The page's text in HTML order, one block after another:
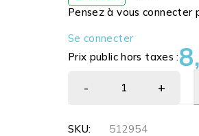
Pensez à vous
Se connecter
Prix public hors taxes :
SKU: 512954